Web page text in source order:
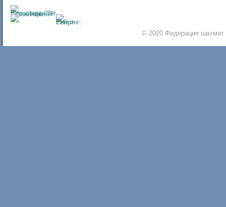
© 2020 Федерация шахмат